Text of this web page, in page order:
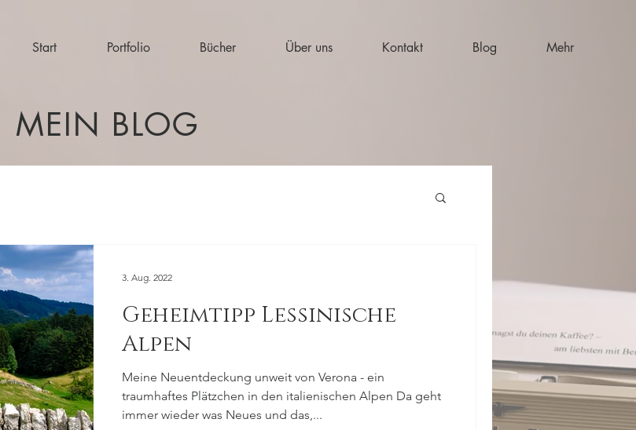
Start Portfolio Bücher Über uns Kontakt Blog Mehr
MEIN BLOG
Geheimtipp Lessinische
Alpen
Meine Neuentdeckung unweit von Verona - ein
traumhaftes Plätzchen in den italienischen Alpen Da geht
immer wieder was Neues und das,...
3. Aug. 2022